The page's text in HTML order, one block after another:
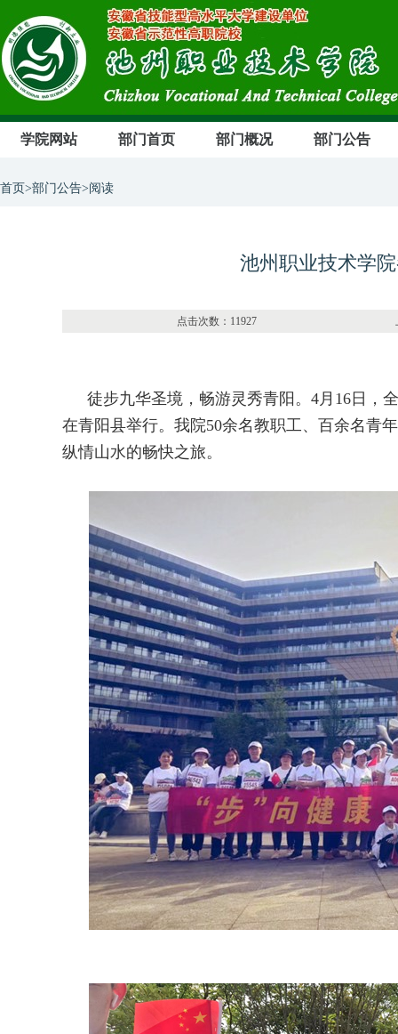
学院网站 部门首页 部门概况 部门公告
首页>部门公告>阅读
池州职业技术学
点击次数：11927 上传
徒步九华圣境，畅游灵秀青阳。4月16日，
在青阳县举行。我院50余名教职工、百余名青
纵情山水的畅快之旅。